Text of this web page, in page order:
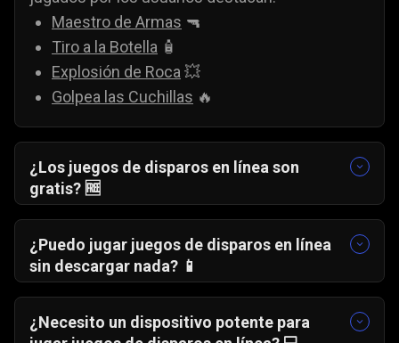
Maestro de Armas 🔫
Tiro a la Botella 🧴
Explosión de Roca 💥
Golpea las Cuchillas 🔥
¿Los juegos de disparos en línea son
gratis? 🆓
Sí. Todos los juegos de disparos en línea
disponibles en Gamezop son completamente
gratuitos, sin pagos ocultos.
¿Puedo jugar juegos de disparos en línea
sin descargar nada? 📱
gratis directamente desde el navegador, sin
descargas ni instalaciones.
¿Necesito un dispositivo potente para